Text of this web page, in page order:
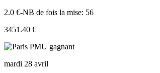
2.0 €-NB de fois la mise: 56
3451.40 €
mardi 28 avril